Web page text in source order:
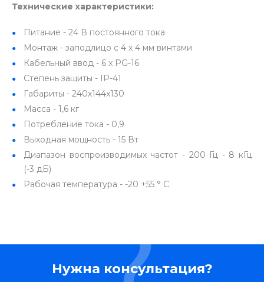
Технические характеристики:
Питание - 24 В постоянного тока
Монтаж - заподлицо с 4 х 4 мм винтами
Кабельный ввод - 6 х PG-16
Степень защиты - IP-41
Габариты - 240х144х130
Масса - 1,6 кг
Потребление тока - 0,9
Выходная мощность - 15 Вт
Диапазон воспроизводимых частот - 200 Гц - 8 кГц
(-3 дБ)
Рабочая температура - -20 +55 ° C
Нужна консультация?